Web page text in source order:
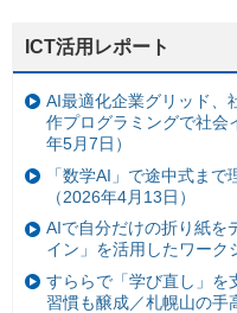
ICT活用レポート
AI最適化企業グリッド、
作プログラミングで社会
年5月7日）
「数学AI」で途中式ま
（2026年4月13日）
AIで自分だけの折り紙を
イン」を活用したワーク
すららで「学び直し」を
習慣も醸成／札幌山の手